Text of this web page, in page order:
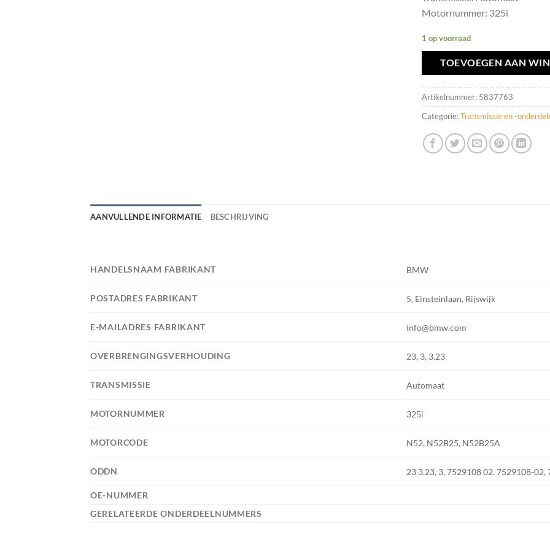
Motornummer: 325i
1 op voorraad
TOEVOEGEN AAN
Artikelnummer: 5837763
Categorie:Transmissie en -
AANVULLENDE INFORMATIE BESCHRIJVING
HANDELSNAAM FABRIKANT BMW
POSTADRES FABRIKANT 5, Einsteinlaan, Rijswijk
E-MAILADRES FABRIKANT info@bmw.com
OVERBRENGINGSVERHOUDING 23, 3, 3.23
TRANSMISSIE Automaat
MOTORNUMMER 325i
MOTORCODE N52, N52B25, N52B25A
ODDN 23 3.23, 3, 7529108 02, 7529108-02,
OE-NUMMER
GERELATEERDE ONDERDEELNUMMERS